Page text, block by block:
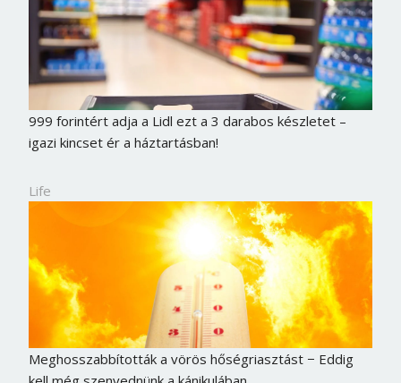
999 forintért adja a Lidl ezt a 3 darabos készletet –
igazi kincset ér a háztartásban!
Life
Meghosszabbították a vörös hőségriasztást − Eddig